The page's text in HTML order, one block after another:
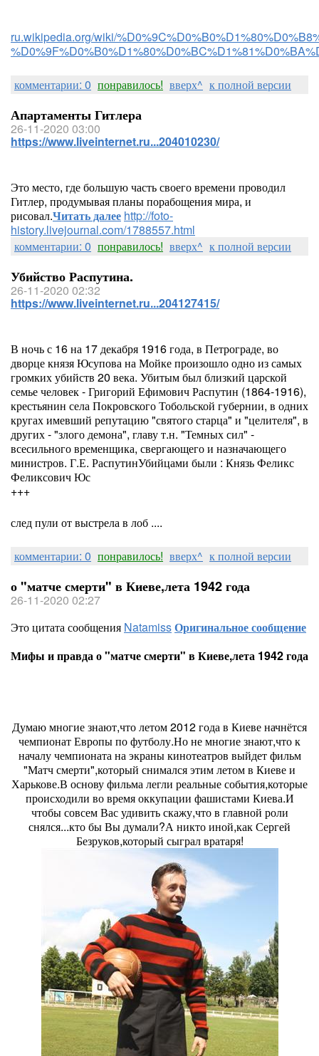
ru.wikipedia.org/wiki/
комментарии: 0 понравилось! вверх^ к полной версии
Апартаменты Гитлера
26-11-2020 03:00
https://www.liveinternet.ru...204010230/
Это место, где большую часть своего времени проводил
Гитлер, продумывая планы порабощения мира, и
рисовал.Читать далее http://foto-
history.livejournal.com/1788557.html
комментарии: 0 понравилось! вверх^ к полной версии
Убийство Распутина.
26-11-2020 02:32
https://www.liveinternet.ru...204127415/
В ночь с 16 на 17 декабря 1916 года, в Петрограде, во
дворце князя Юсупова на Мойке произошло одно из самых
громких убийств 20 века. Убитым был близкий царской
семье человек - Григорий Ефимович Распутин (1864-1916),
крестьянин села Покровского Тобольской губернии, в одних
кругах имевший репутацию "святого старца" и "целителя", в
других - "злого демона", главу т.н. "Темных сил" -
всесильного временщика, свергающего и назначающего
министров. Г.Е. РаспутинУбийцами были : Князь Феликс
Феликсович Юс
+++
след пули от выстрела в лоб ....
комментарии: 0 понравилось! вверх^ к полной версии
о "матче смерти" в Киеве,лета 1942 года
26-11-2020 02:27
Это цитата сообщения NatamissОригинальное сообщение
Мифы и правда о "матче смерти" в Киеве,лета 1942 года
Думаю многие знают,что летом 2012 года в Киеве начнётся
чемпионат Европы по футболу.Но не многие знают,что к
началу чемпионата на экраны кинотеатров выйдет фильм
"Матч смерти",который снимался этим летом в Киеве и
Харькове.В основу фильма легли реальные события,которые
происходили во время оккупации фашистами Киева.И
чтобы совсем Вас удивить скажу,что в главной роли
снялся...кто бы Вы думали?А никто иной,как Сергей
Безруков,который сыграл вратаря!